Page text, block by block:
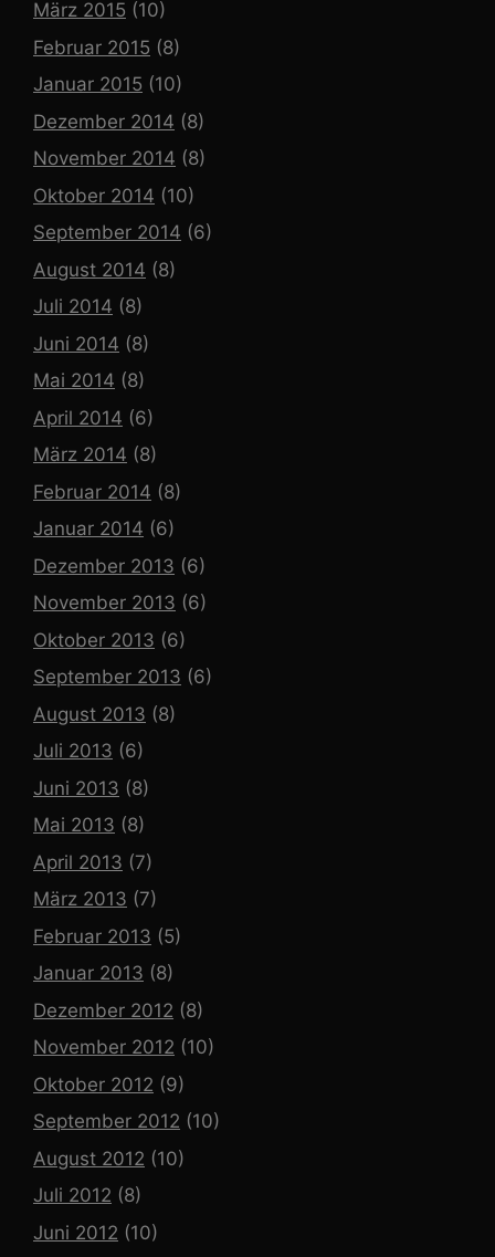
März 2015 (10)
Februar 2015 (8)
Januar 2015 (10)
Dezember 2014 (8)
November 2014 (8)
Oktober 2014 (10)
September 2014 (6)
August 2014 (8)
Juli 2014 (8)
Juni 2014 (8)
Mai 2014 (8)
April 2014 (6)
März 2014 (8)
Februar 2014 (8)
Januar 2014 (6)
Dezember 2013 (6)
November 2013 (6)
Oktober 2013 (6)
September 2013 (6)
August 2013 (8)
Juli 2013 (6)
Juni 2013 (8)
Mai 2013 (8)
April 2013 (7)
März 2013 (7)
Februar 2013 (5)
Januar 2013 (8)
Dezember 2012 (8)
November 2012 (10)
Oktober 2012 (9)
September 2012 (10)
August 2012 (10)
Juli 2012 (8)
Juni 2012 (10)